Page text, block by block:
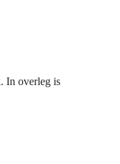
In overleg is